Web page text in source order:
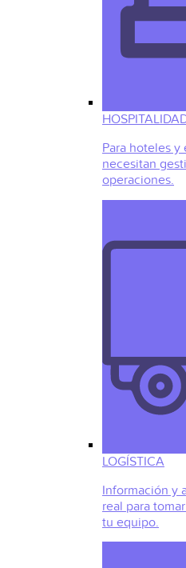
Para hoteles
necesitan
operaciones.
LOGÍSTICA
Información y
real para
tu equipo.